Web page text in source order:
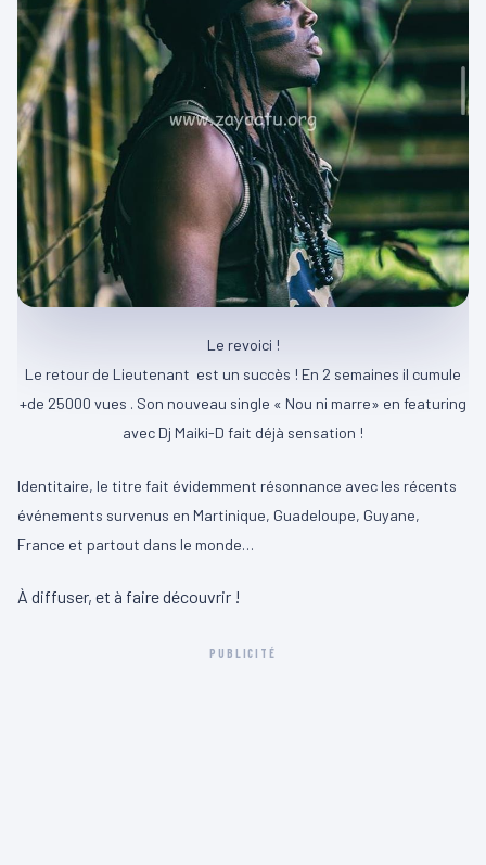
Le revoici !
Le retour de Lieutenant est un succès ! En 2 semaines il cumule
+de 25000 vues . Son nouveau single « Nou ni marre» en featuring
avec Dj Maiki-D fait déjà sensation !
Identitaire, le titre fait évidemment résonnance avec les récents
événements survenus en Martinique, Guadeloupe, Guyane,
France et partout dans le monde…
À diffuser, et à faire découvrir !
PUBLICITÉ